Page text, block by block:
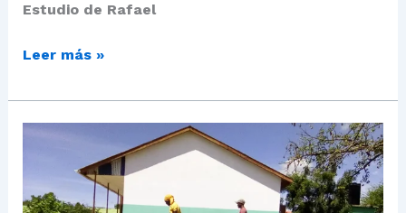
Estudio de Rafael
Leer más »
Poniendo
cimientos
de